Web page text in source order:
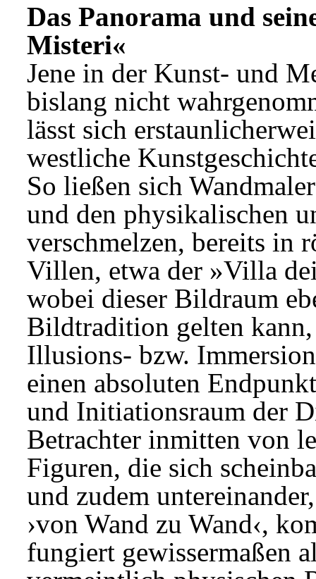
Das Panorama und
Misteri«
Jene in der Kunst- und
bislang nicht
lässt sich
westliche
So ließen sich
und den physikalischen
verschmelzen, bereits in
Villen, etwa der »Villa
wobei dieser Bildraum
Bildtradition gelten
Illusions- bzw.
einen absoluten
und Initiationsraum der
Betrachter inmitten von
Figuren, die sich
und zudem
›von Wand zu Wand‹,
fungiert gewissermaßen